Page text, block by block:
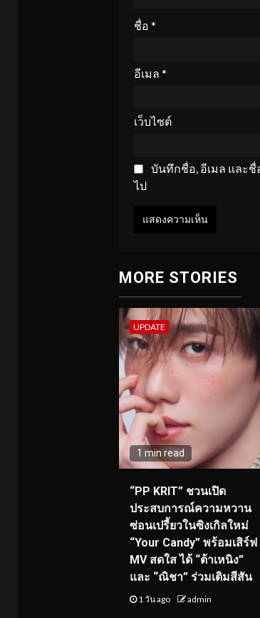
ชื่อ *
อีเมล *
เว็บไซต์
บันทึกชื่อ, อีเมล และชื่
ไป
MORE STORIES
UPDATE
1 min read
“PP KRIT” ชวนเปิด
ประสบการณ์ความหวาน
ซ่อนเปรี้ยวในซิงเกิลใหม่
“Your Candy” พร้อมเสิร์ฟ
MV สดใส ได้ “ต้าเหนิง”
และ “ณิชา” ร่วมเติมสีสัน
1 วัน ago admin